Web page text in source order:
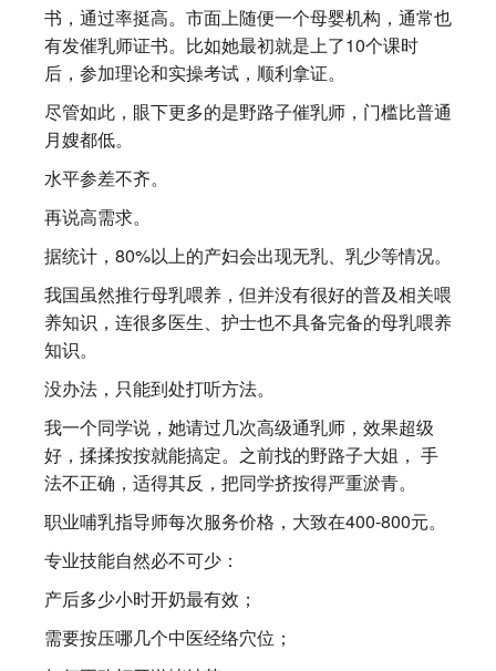
书，通过率挺高。市面上随便一个母婴机构，通常也
有发催乳师证书。比如她最初就是上了10个课时
后，参加理论和实操考试，顺利拿证。
尽管如此，眼下更多的是野路子催乳师，门槛比普通
月嫂都低。
水平参差不齐。
再说高需求。
据统计，80%以上的产妇会出现无乳、乳少等情况。
我国虽然推行母乳喂养，但并没有很好的普及相关喂
养知识，连很多医生、护士也不具备完备的母乳喂养
知识。
没办法，只能到处打听方法。
我一个同学说，她请过几次高级通乳师，效果超级
好，揉揉按按就能搞定。之前找的野路子大姐， 手
法不正确，适得其反，把同学挤按得严重淤青。
职业哺乳指导师每次服务价格，大致在400-800元。
专业技能自然必不可少：
产后多少小时开奶最有效；
需要按压哪几个中医经络穴位；